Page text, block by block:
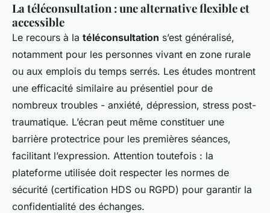
La téléconsultation : une alternative flexible et
accessible
Le recours à la téléconsultation s’est généralisé,
notamment pour les personnes vivant en zone rurale
ou aux emplois du temps serrés. Les études montrent
une efficacité similaire au présentiel pour de
nombreux troubles - anxiété, dépression, stress post-
traumatique. L’écran peut même constituer une
barrière protectrice pour les premières séances,
facilitant l’expression. Attention toutefois : la
plateforme utilisée doit respecter les normes de
sécurité (certification HDS ou RGPD) pour garantir la
confidentialité des échanges.